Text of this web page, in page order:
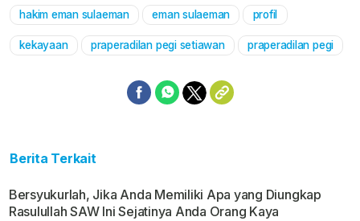
hakim eman sulaeman eman sulaeman profil
kekayaan praperadilan pegi setiawan praperadilan pegi
Berita Terkait
Bersyukurlah, Jika Anda Memiliki Apa yang Diungkap
Rasulullah SAW Ini Sejatinya Anda Orang Kaya